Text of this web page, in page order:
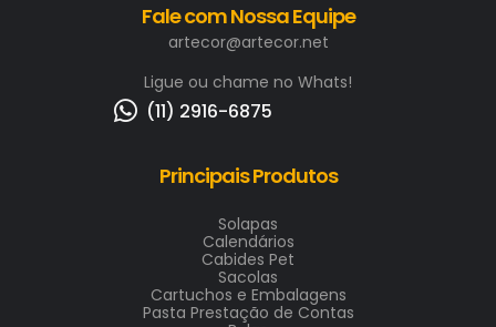
Fale com Nossa Equipe
artecor@artecor.net
Ligue ou chame no Whats!
(11) 2916-6875
Principais Produtos
Solapas
Calendários
Cabides Pet
Sacolas
Cartuchos e Embalagens
Pasta Prestação de Contas